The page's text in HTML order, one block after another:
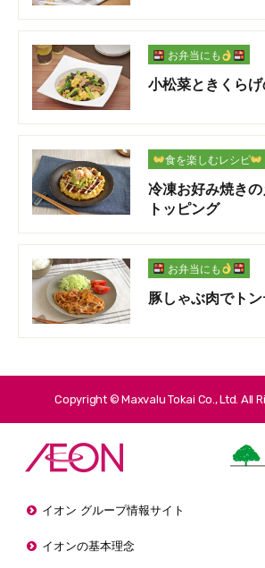
お弁当にも
小松菜ときくら
食を楽しむレシピ
冷凍お好み焼き
トッピング
お弁当にも
豚しゃぶ肉でト
Copyright © Maxvalu Tokai Co., Ltd. All
イオン グループ情報サイト
イオンの基本理念